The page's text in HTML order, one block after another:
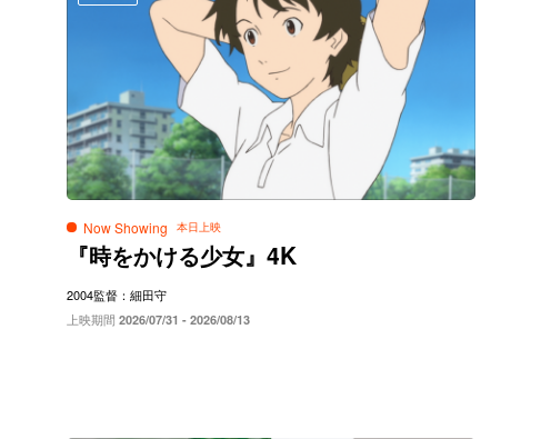
Now Showing
『時をかける少女』 4K
2004監督：細田守
上映期間 2026/07/31 - 2026/08/13